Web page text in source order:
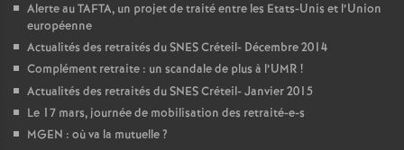
Alerte auTAFTA, un projet de traité entre les Etats-Unis et l’Union
européenne
Actualités des retraités duSNESCréteil- Décembre 2014
Complément retraite : un scandale de plus à l’UMR !
Actualités des retraités duSNESCréteil- Janvier 2015
Le 17 mars, journée de mobilisation des retraité-e-s
MGEN : où va la mutuelle?